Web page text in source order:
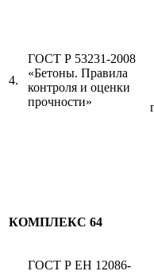
4.
ГОСТ Р 53231-2008
«Бетоны. Правила
контроля и оценки
прочности»
КОМПЛЕКС 64
ГОСТ Р ЕН 12086-